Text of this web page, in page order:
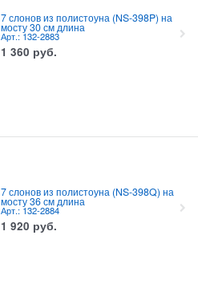
7 слонов из полистоуна (NS-398P) на
мосту 30 см длина
Арт.: 132-2883
1 360 руб.
7 слонов из полистоуна (NS-398Q) на
мосту 36 см длина
Арт.: 132-2884
1 920 руб.